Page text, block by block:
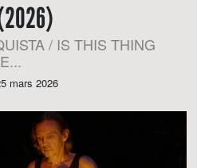
/ IS THIS THING
mars 2026